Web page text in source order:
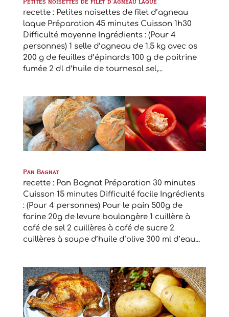
recette : Petites noisettes de filet d’agneau
laque Préparation 45 minutes Cuisson 1h30
Difficulté moyenne Ingrédients : (Pour 4
personnes) 1 selle d’agneau de 1.5 kg avec os
200 g de feuilles d’épinards 100 g de poitrine
fumée 2 dl d’huile de tournesol sel,...
Pan Bagnat
recette : Pan Bagnat Préparation 30 minutes
Cuisson 15 minutes Difficulté facile Ingrédients
: (Pour 4 personnes) Pour le pain 500g de
farine 20g de levure boulangère 1 cuillère à
café de sel 2 cuillères à café de sucre 2
cuillères à soupe d’huile d’olive 300 ml d’eau...